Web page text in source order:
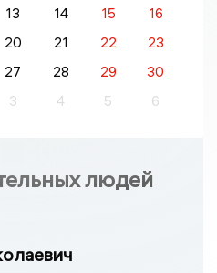
13 14 15
16
20 21 22
23
27 28 29
30
3 4 5 6
людей